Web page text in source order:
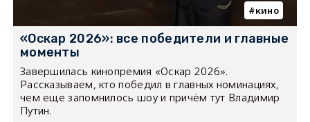
кино
«Оскар 2026»: все победители и главные
моменты
Завершилась кинопремия «Оскар 2026».
Рассказываем, кто победил в главных номинациях,
чем еще запомнилось шоу и причём тут Владимир
Путин.